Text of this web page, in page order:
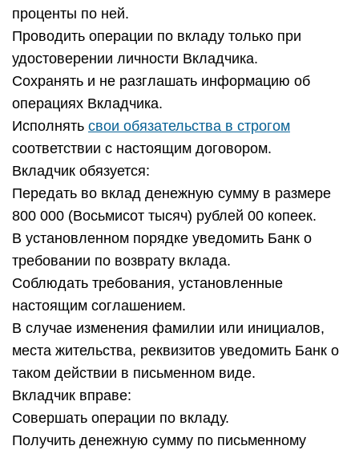
проценты по ней.
Проводить операции по вкладу только при
удостоверении личности Вкладчика.
Сохранять и не разглашать информацию об
операциях Вкладчика.
Исполнять свои обязательства в строгом
соответствии с настоящим договором.
Вкладчик обязуется:
Передать во вклад денежную сумму в размере
800 000 (Восьмисот тысяч) рублей 00 копеек.
В установленном порядке уведомить Банк о
требовании по возврату вклада.
Соблюдать требования, установленные
настоящим соглашением.
В случае изменения фамилии или инициалов,
места жительства, реквизитов уведомить Банк о
таком действии в письменном виде.
Вкладчик вправе:
Совершать операции по вкладу.
Получить денежную сумму по письменному